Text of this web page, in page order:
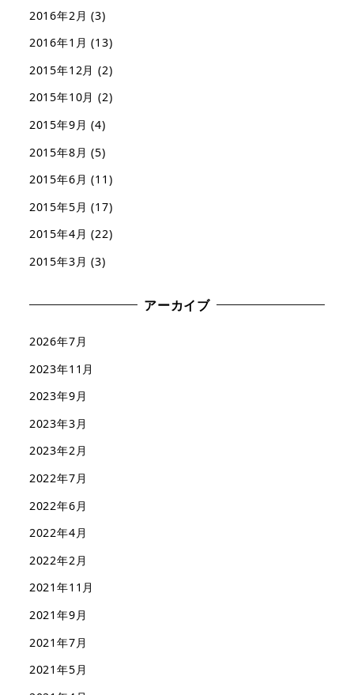
2016年2月 (3)
2016年1月 (13)
2015年12月 (2)
2015年10月 (2)
2015年9月 (4)
2015年8月 (5)
2015年6月 (11)
2015年5月 (17)
2015年4月 (22)
2015年3月 (3)
アーカイブ
2026年7月
2023年11月
2023年9月
2023年3月
2023年2月
2022年7月
2022年6月
2022年4月
2022年2月
2021年11月
2021年9月
2021年7月
2021年5月